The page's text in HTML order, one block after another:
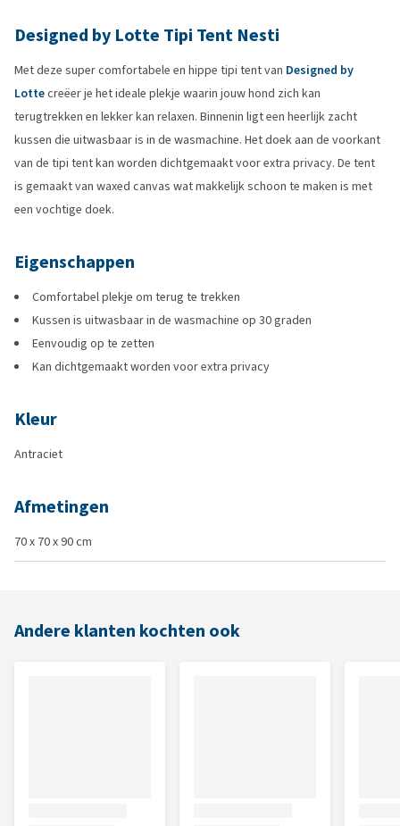
Designed by Lotte Tipi Tent Nesti
Met deze super comfortabele en hippe tipi tent van Designed by
Lottecreëer je het ideale plekje waarin jouw hond zich kan
terugtrekken en lekker kan relaxen. Binnenin ligt een heerlijk zacht
kussen die uitwasbaar is in de wasmachine. Het doek aan de voorkant
van de tipi tent kan worden dichtgemaakt voor extra privacy. De tent
is gemaakt van waxed canvas wat makkelijk schoon te maken is met
een vochtige doek.
Eigenschappen
Comfortabel plekje om terug te trekken
Kussen is uitwasbaar in de wasmachine op 30 graden
Eenvoudig op te zetten
Kan dichtgemaakt worden voor extra privacy
Kleur
Antraciet
Afmetingen
70 x 70 x 90 cm
Andere klanten kochten ook